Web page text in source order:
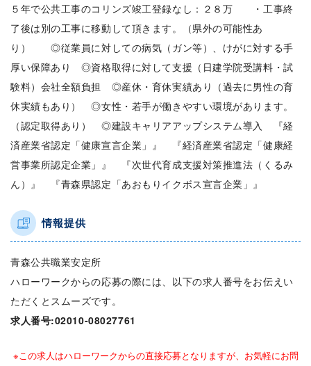
５年で公共工事のコリンズ竣工登録なし：２８万 ・工事終
了後は別の工事に移動して頂きます。（県外の可能性あ
り） ◎従業員に対しての病気（ガン等）、けがに対する手
厚い保障あり ◎資格取得に対して支援（日建学院受講料・試
験料）会社全額負担 ◎産休・育休実績あり（過去に男性の育
休実績もあり） ◎女性・若手が働きやすい環境があります。
（認定取得あり） ◎建設キャリアアップシステム導入 『経
済産業省認定「健康宣言企業」』 『経済産業省認定「健康経
営事業所認定企業」』 『次世代育成支援対策推進法（くるみ
ん）』 『青森県認定「あおもりイクボス宣言企業」』
情報提供
青森公共職業安定所
ハローワークからの応募の際には、以下の求人番号をお伝えい
ただくとスムーズです。
求人番号:02010-08027761
※この求人はハローワークからの直接応募となりますが、お気軽にお問